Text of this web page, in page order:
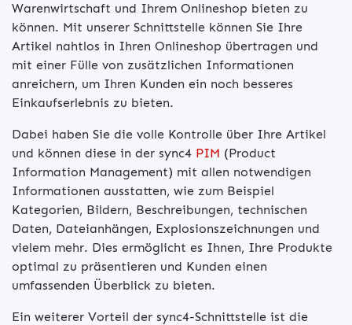
Warenwirtschaft und Ihrem Onlineshop bieten zu
können. Mit unserer Schnittstelle können Sie Ihre
Artikel nahtlos in Ihren Onlineshop übertragen und
mit einer Fülle von zusätzlichen Informationen
anreichern, um Ihren Kunden ein noch besseres
Einkaufserlebnis zu bieten.
Dabei haben Sie die volle Kontrolle über Ihre Artikel
und können diese in der sync4 PIM (Product
Information Management) mit allen notwendigen
Informationen ausstatten, wie zum Beispiel
Kategorien, Bildern, Beschreibungen, technischen
Daten, Dateianhängen, Explosionszeichnungen und
vielem mehr. Dies ermöglicht es Ihnen, Ihre Produkte
optimal zu präsentieren und Kunden einen
umfassenden Überblick zu bieten.
Ein weiterer Vorteil der sync4-Schnittstelle ist die